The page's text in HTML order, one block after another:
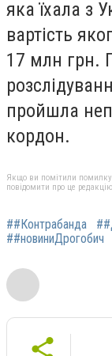
яка їхала з
вартість
17 млн грн.
пройшла
кордон.
Якщо ви помітили помилку,
повідомити про це редакцію
##Контрабанда
##новиниДрогобич